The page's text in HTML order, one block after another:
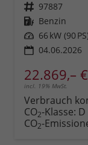
Fahrzeugnr. 97887
Kraftstoff Benzin
Leistung 66 kW (90
04.06.2026
22.869,– €
incl. 19% MwSt.
Verbrauch
CO2-Klasse: D
CO2-